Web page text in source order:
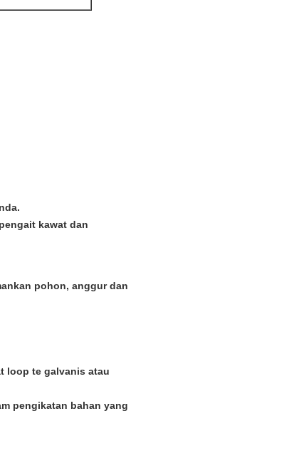
kawat dan
pohon, anggur dan
loop te galvanis atau
pengikatan bahan yang